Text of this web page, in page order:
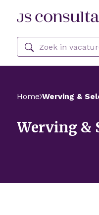
Skip Navigation or Skip to
Zoeken
Home Werving &
Werving &